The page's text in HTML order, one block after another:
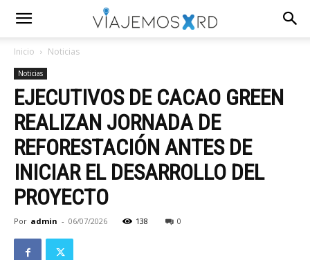
Inicio Noticias
Noticias
EJECUTIVOS DE CACAO GREEN
REALIZAN JORNADA DE
REFORESTACIÓN ANTES DE
INICIAR EL DESARROLLO DEL
PROYECTO
Por admin - 06/07/2026 138 0